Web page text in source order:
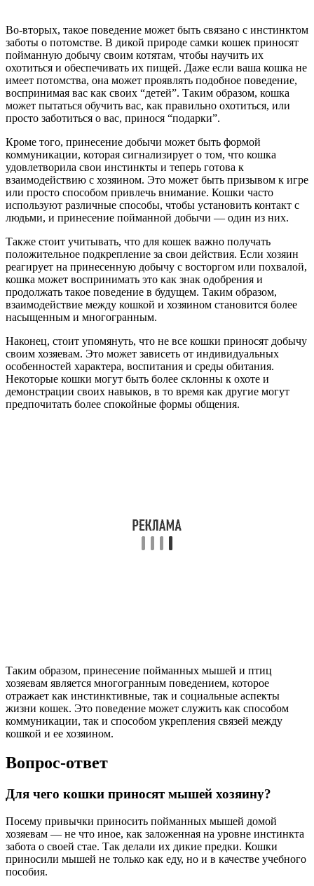
Во-вторых, такое поведение может быть связано с инстинктом
заботы о потомстве. В дикой природе самки кошек приносят
пойманную добычу своим котятам, чтобы научить их
охотиться и обеспечивать их пищей. Даже если ваша кошка не
имеет потомства, она может проявлять подобное поведение,
воспринимая вас как своих “детей”. Таким образом, кошка
может пытаться обучить вас, как правильно охотиться, или
просто заботиться о вас, принося “подарки”.
Кроме того, принесение добычи может быть формой
коммуникации, которая сигнализирует о том, что кошка
удовлетворила свои инстинкты и теперь готова к
взаимодействию с хозяином. Это может быть призывом к игре
или просто способом привлечь внимание. Кошки часто
используют различные способы, чтобы установить контакт с
людьми, и принесение пойманной добычи — один из них.
Также стоит учитывать, что для кошек важно получать
положительное подкрепление за свои действия. Если хозяин
реагирует на принесенную добычу с восторгом или похвалой,
кошка может воспринимать это как знак одобрения и
продолжать такое поведение в будущем. Таким образом,
взаимодействие между кошкой и хозяином становится более
насыщенным и многогранным.
Наконец, стоит упомянуть, что не все кошки приносят добычу
своим хозяевам. Это может зависеть от индивидуальных
особенностей характера, воспитания и среды обитания.
Некоторые кошки могут быть более склонны к охоте и
демонстрации своих навыков, в то время как другие могут
предпочитать более спокойные формы общения.
Таким образом, принесение пойманных мышей и птиц
хозяевам является многогранным поведением, которое
отражает как инстинктивные, так и социальные аспекты
жизни кошек. Это поведение может служить как способом
коммуникации, так и способом укрепления связей между
кошкой и ее хозяином.
Вопрос-ответ
Для чего кошки приносят мышей хозяину?
Посему привычки приносить пойманных мышей домой
хозяевам — не что иное, как заложенная на уровне инстинкта
забота о своей стае. Так делали их дикие предки. Кошки
приносили мышей не только как еду, но и в качестве учебного
пособия.